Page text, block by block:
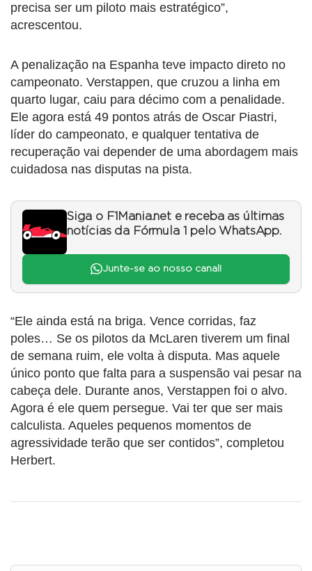
precisa ser um piloto mais estratégico”,
acrescentou.
A penalização na Espanha teve impacto direto no
campeonato. Verstappen, que cruzou a linha em
quarto lugar, caiu para décimo com a penalidade.
Ele agora está 49 pontos atrás de Oscar Piastri,
líder do campeonato, e qualquer tentativa de
recuperação vai depender de uma abordagem mais
cuidadosa nas disputas na pista.
Siga o F1Mania.net e receba as últimas
notícias da Fórmula 1 pelo WhatsApp.
Junte-se ao nosso canal!
“Ele ainda está na briga. Vence corridas, faz
poles… Se os pilotos da McLaren tiverem um final
de semana ruim, ele volta à disputa. Mas aquele
único ponto que falta para a suspensão vai pesar na
cabeça dele. Durante anos, Verstappen foi o alvo.
Agora é ele quem persegue. Vai ter que ser mais
calculista. Aqueles pequenos momentos de
agressividade terão que ser contidos”, completou
Herbert.